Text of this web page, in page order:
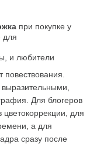
при покупке у
для
и любители
повествования.
Для блогеров
для
а для
сразу после